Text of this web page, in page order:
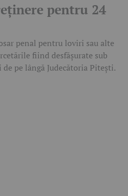
pentru 24
penal pentru loviri sau alte
fiind desfășurate sub
pe lângă Judecătoria Pitești.